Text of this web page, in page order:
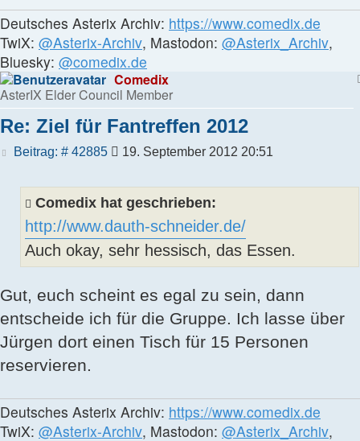
Deutsches Asterix Archiv: https://www.comedix.de
TwiX: @Asterix-Archiv, Mastodon: @Asterix_Archiv,
Bluesky: @comedix.de
Comedix
AsterIX Elder Council Member
Re: Ziel für Fantreffen 2012
Beitrag: # 42885Beitrag
19. September 2012 20:51
Comedix hat geschrieben:
http://www.dauth-schneider.de/
Auch okay, sehr hessisch, das Essen.
Gut, euch scheint es egal zu sein, dann
entscheide ich für die Gruppe. Ich lasse über
Jürgen dort einen Tisch für 15 Personen
reservieren.
Deutsches Asterix Archiv: https://www.comedix.de
TwiX: @Asterix-Archiv, Mastodon: @Asterix_Archiv,